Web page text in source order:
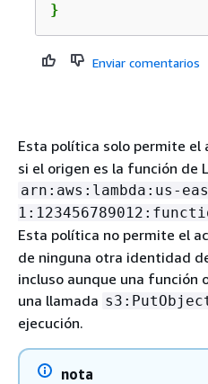
}
Enviar comentarios
Esta política solo permite el
si el origen es la función de
arn:aws:lambda:us-
Esta política no permite el
de ninguna otra identidad
incluso aunque una
una llamada
ejecución.
nota